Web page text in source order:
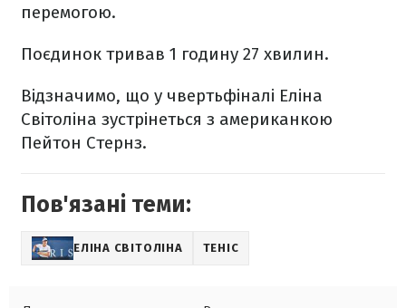
перемогою.
Поєдинок тривав 1 годину 27 хвилин.
Відзначимо, що у чвертьфіналі Еліна
Світоліна зустрінеться з американкою
Пейтон Стернз.
Пов'язані теми:
ЕЛІНА СВІТОЛІНА ТЕНІС